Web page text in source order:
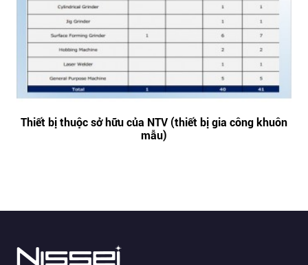
Thiết bị thuộc sở hữu của NTV (thiết bị gia công khuôn
mẫu)